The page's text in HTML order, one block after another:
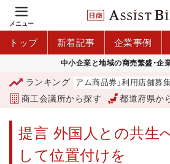
メニュー
トップ 新着記事 企業事例
中小企業と地域の商売繁盛・企
ランキング
「青森市プレミアム商品券」利用店舗募集中
商工会議所から探す 都道府県か
提言 外国人との共生
して位置付けを